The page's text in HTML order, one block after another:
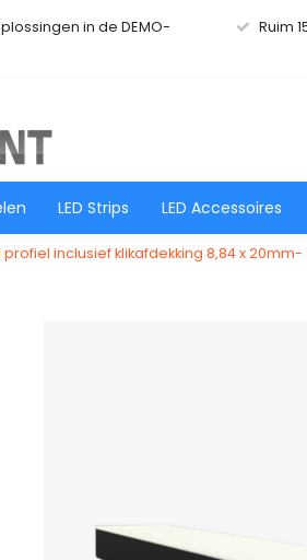
in de DEMO-
Ruim
LED Strips LED Accessoires
profiel inclusief klikafdekking 8,84 x 20mm-